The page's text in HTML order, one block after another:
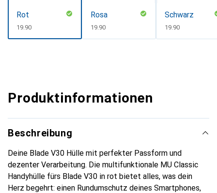
Rot
CHF
19.90
Rosa
CHF
19.90
Schwarz
CHF
19.90
Produktinformationen
Beschreibung
Deine Blade V30 Hülle mit perfekter Passform und
dezenter Verarbeitung. Die multifunktionale MU Classic
Handyhülle fürs Blade V30 in rot bietet alles, was dein
Herz begehrt: einen Rundumschutz deines Smartphones,